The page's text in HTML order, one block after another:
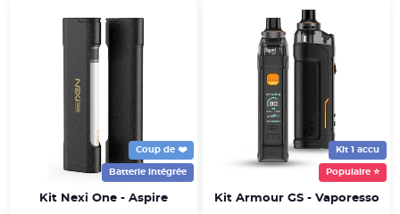
Coup de ❤️
Batterie intégrée
Kit Nexi One - Aspire
Kit 1 accu
Populaire ⭐
Kit Armour GS - Vaporesso